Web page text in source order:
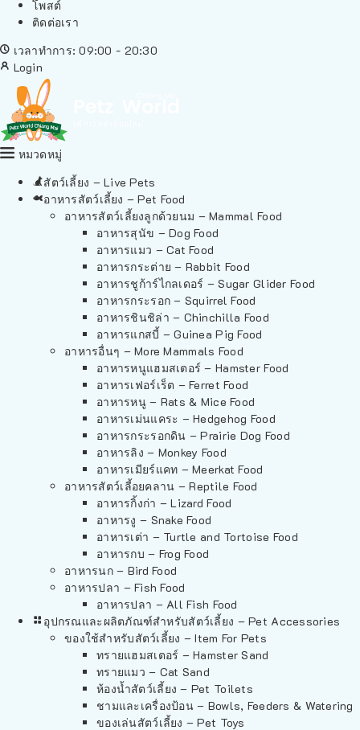
โพสต์
ติดต่อเรา
เวลาทำการ: 09:00 - 20:30
Login
หมวดหมู่
สัตว์เลี้ยง – Live Pets
อาหารสัตว์เลี้ยง – Pet Food
อาหารสัตว์เลี้ยงลูกด้วยนม – Mammal Food
อาหารสุนัข – Dog Food
อาหารแมว – Cat Food
อาหารกระต่าย – Rabbit Food
อาหารชูก้าร์ไกลเดอร์ – Sugar Glider Food
อาหารกระรอก – Squirrel Food
อาหารชินชิล่า – Chinchilla Food
อาหารแกสบี้ – Guinea Pig Food
อาหารอื่นๆ – More Mammals Food
อาหารหนูแฮมสเตอร์ – Hamster Food
อาหารเฟอร์เร็ต – Ferret Food
อาหารหนู – Rats & Mice Food
อาหารเม่นแคระ – Hedgehog Food
อาหารกระรอกดิน – Prairie Dog Food
อาหารลิง – Monkey Food
อาหารเมียร์แคท – Meerkat Food
อาหารสัตว์เลี้อยคลาน – Reptile Food
อาหารกิ้งก่า – Lizard Food
อาหารงู – Snake Food
อาหารเต่า – Turtle and Tortoise Food
อาหารกบ – Frog Food
อาหารนก – Bird Food
อาหารปลา – Fish Food
อาหารปลา – All Fish Food
อุปกรณและผลิตภัณฑ์สำหรับสัตว์เลี้ยง – Pet Accessories
ของใช้สำหรับสัตว์เลี้ยง – Item For Pets
ทรายแฮมสเตอร์ – Hamster Sand
ทรายแมว – Cat Sand
ห้องน้ำสัตว์เลี้ยง – Pet Toilets
ชามและเครื่องป้อน – Bowls, Feeders & Watering
ของเล่นสัตว์เลี้ยง – Pet Toys